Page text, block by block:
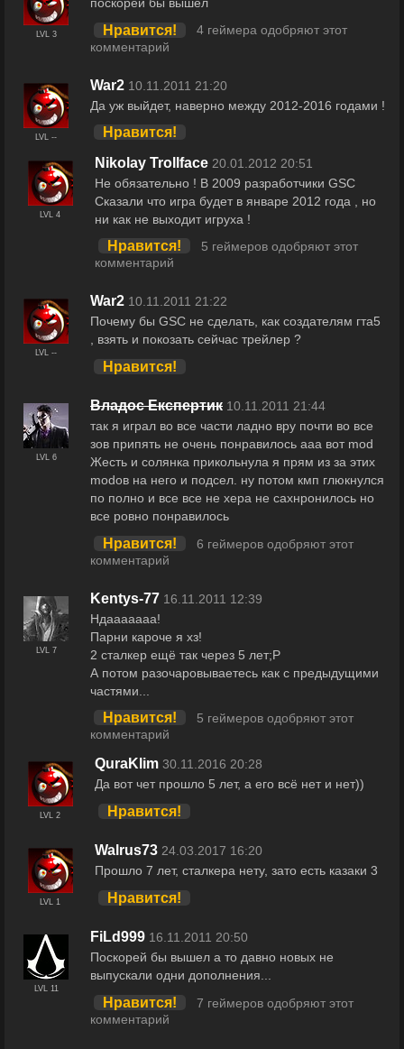
LVL 3 Нравится!
4 геймера одобряют этот
комментарий
LVL --
War2 10.11.2011 21:20
Да уж выйдет, наверно между 2012-2016 годами !
Нравится!
LVL 4
Nikolay Trollface 20.01.2012 20:51
Не обязательно ! В 2009 разработчики GSC
Сказали что игра будет в январе 2012 года , но
ни как не выходит игруха !
Нравится!
5 геймеров одобряют этот
комментарий
LVL --
War2 10.11.2011 21:22
Почему бы GSC не сделать, как создателям гта5
, взять и покозать сейчас трейлер ?
Нравится!
LVL 6
Владос Експертик 10.11.2011 21:44
так я играл во все части ладно вру почти во все
зов припять не очень понравилось ааа вот mod
Жесть и солянка прикольнула я прям из за этих
modов на него и подсел. ну потом кмп глюкнулся
по полно и все все не хера не сахнронилось но
все ровно понравилось
Нравится!
6 геймеров одобряют этот
комментарий
LVL 7
Kentys-77 16.11.2011 12:39
Ндааааааа!
Парни кароче я хз!
2 сталкер ещё так через 5 лет;P
А потом разочаровываетесь как с предыдущими
частями...
Нравится!
5 геймеров одобряют этот
комментарий
LVL 2
QuraKlim 30.11.2016 20:28
Да вот чет прошло 5 лет, а его всё нет и нет))
Нравится!
LVL 1
Walrus73 24.03.2017 16:20
Прошло 7 лет, сталкера нету, зато есть казаки 3
Нравится!
LVL 11
FiLd999 16.11.2011 20:50
Поскорей бы вышел а то давно новых не
выпускали одни дополнения...
Нравится!
7 геймеров одобряют этот
комментарий